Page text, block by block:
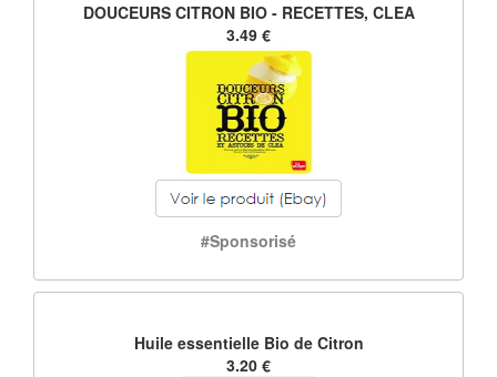
DOUCEURS CITRON BIO - RECETTES, CLEA
3.49 €
#Sponsorisé
Huile essentielle Bio de Citron
3.20 €